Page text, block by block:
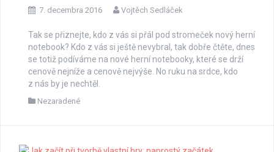
7. decembra 2016 Vojtěch Sedláček
Tak se přiznejte, kdo z vás si přál pod stromeček nový herní
notebook? Kdo z vás si ještě nevybral, tak dobře čtěte, dnes
se totiž podíváme na nové herní notebooky, které se drží
cenově nejníže a cenově nejvýše. No ruku na srdce, kdo
z nás by je nechtěl.
Nezaradené